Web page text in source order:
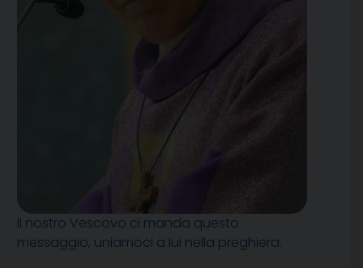
Il nostro Vescovo ci manda questo
messaggio, uniamoci a lui nella preghiera.